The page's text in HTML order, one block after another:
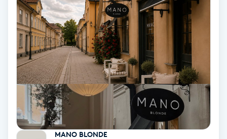
Gravidyoga
Gruppträning
Gua Sha-massage
Hatha Yoga
MANO BLONDE